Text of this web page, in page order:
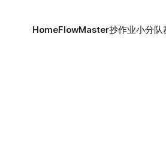
HomeFlowMaster抄作业小分队